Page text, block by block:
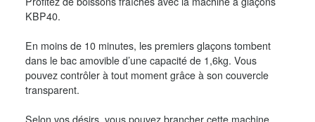
KBP40.
En moins de 10 minutes, les premiers glaçons tombent
dans le bac amovible d’une capacité de 1,6kg. Vous
pouvez contrôler à tout moment grâce à son couvercle
transparent.